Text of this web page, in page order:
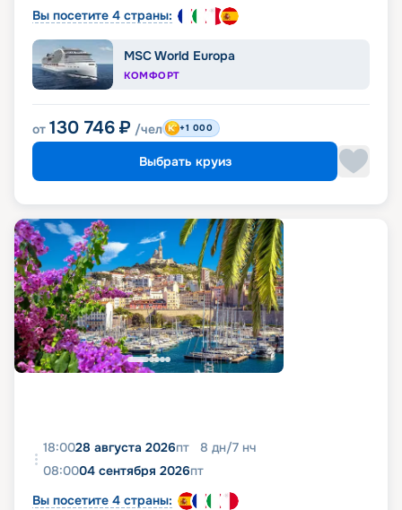
Вы посетите 4 страны:
MSC World Europa
КОМФОРТ
от 130 746 ₽ /чел +1 000
Выбрать круиз
18:0028 августа 2026пт 8 дн/7 нч
08:0004 сентября 2026пт
Вы посетите 4 страны: